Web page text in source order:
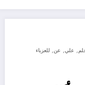
, علي, عن, للعزباء